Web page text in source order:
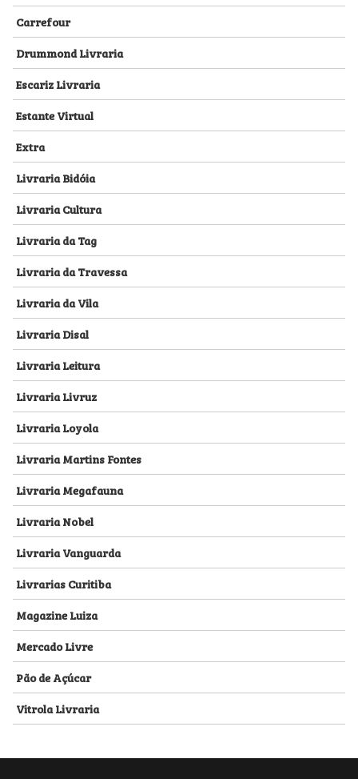
Carrefour
Drummond Livraria
Escariz Livraria
Estante Virtual
Extra
Livraria Bidóia
Livraria Cultura
Livraria da Tag
Livraria da Travessa
Livraria da Vila
Livraria Disal
Livraria Leitura
Livraria Livruz
Livraria Loyola
Livraria Martins Fontes
Livraria Megafauna
Livraria Nobel
Livraria Vanguarda
Livrarias Curitiba
Magazine Luiza
Mercado Livre
Pão de Açúcar
Vitrola Livraria